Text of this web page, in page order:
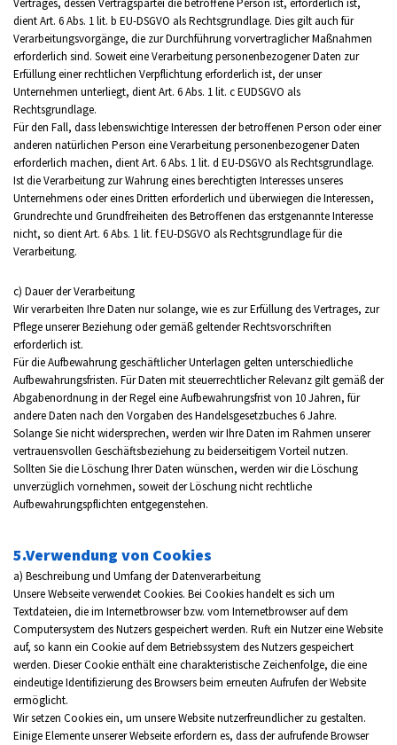
Vertrages, dessen Vertragspartei die betroffene Person ist, erforderlich ist,
dient Art. 6 Abs. 1 lit. b EU-DSGVO als Rechtsgrundlage. Dies gilt auch für
Verarbeitungsvorgänge, die zur Durchführung vorvertraglicher Maßnahmen
erforderlich sind. Soweit eine Verarbeitung personenbezogener Daten zur
Erfüllung einer rechtlichen Verpflichtung erforderlich ist, der unser
Unternehmen unterliegt, dient Art. 6 Abs. 1 lit. c EUDSGVO als
Rechtsgrundlage.
Für den Fall, dass lebenswichtige Interessen der betroffenen Person oder einer
anderen natürlichen Person eine Verarbeitung personenbezogener Daten
erforderlich machen, dient Art. 6 Abs. 1 lit. d EU-DSGVO als Rechtsgrundlage.
Ist die Verarbeitung zur Wahrung eines berechtigten Interesses unseres
Unternehmens oder eines Dritten erforderlich und überwiegen die Interessen,
Grundrechte und Grundfreiheiten des Betroffenen das erstgenannte Interesse
nicht, so dient Art. 6 Abs. 1 lit. f EU-DSGVO als Rechtsgrundlage für die
Verarbeitung.
c) Dauer der Verarbeitung
Wir verarbeiten Ihre Daten nur solange, wie es zur Erfüllung des Vertrages, zur
Pflege unserer Beziehung oder gemäß geltender Rechtsvorschriften
erforderlich ist.
Für die Aufbewahrung geschäftlicher Unterlagen gelten unterschiedliche
Aufbewahrungsfristen. Für Daten mit steuerrechtlicher Relevanz gilt gemäß der
Abgabenordnung in der Regel eine Aufbewahrungsfrist von 10 Jahren, für
andere Daten nach den Vorgaben des Handelsgesetzbuches 6 Jahre.
Solange Sie nicht widersprechen, werden wir Ihre Daten im Rahmen unserer
vertrauensvollen Geschäftsbeziehung zu beiderseitigem Vorteil nutzen.
Sollten Sie die Löschung Ihrer Daten wünschen, werden wir die Löschung
unverzüglich vornehmen, soweit der Löschung nicht rechtliche
Aufbewahrungspflichten entgegenstehen.
5.Verwendung von Cookies
a) Beschreibung und Umfang der Datenverarbeitung
Unsere Webseite verwendet Cookies. Bei Cookies handelt es sich um
Textdateien, die im Internetbrowser bzw. vom Internetbrowser auf dem
Computersystem des Nutzers gespeichert werden. Ruft ein Nutzer eine Website
auf, so kann ein Cookie auf dem Betriebssystem des Nutzers gespeichert
werden. Dieser Cookie enthält eine charakteristische Zeichenfolge, die eine
eindeutige Identifizierung des Browsers beim erneuten Aufrufen der Website
ermöglicht.
Wir setzen Cookies ein, um unsere Website nutzerfreundlicher zu gestalten.
Einige Elemente unserer Webseite erfordern es, dass der aufrufende Browser